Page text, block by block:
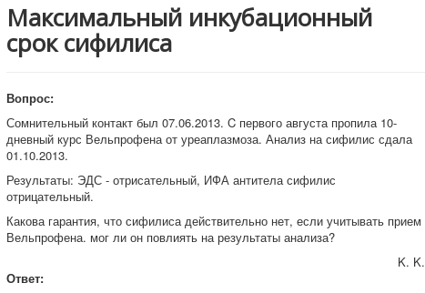
Максимальный инкубационный
срок сифилиса
Вопрос:
Сомнительный контакт был 07.06.2013. C первого августа пропила 10-
дневный курс Вельпрофена от уреаплазмоза. Анализ на сифилис сдала
01.10.2013.
Результаты: ЭДС - отрисательный, ИФА антитела сифилис
отрицательный.
Какова гарантия, что сифилиса действительно нет, если учитывать прием
Вельпрофена. мог ли он повлиять на результаты анализа?
K. K.
Ответ: